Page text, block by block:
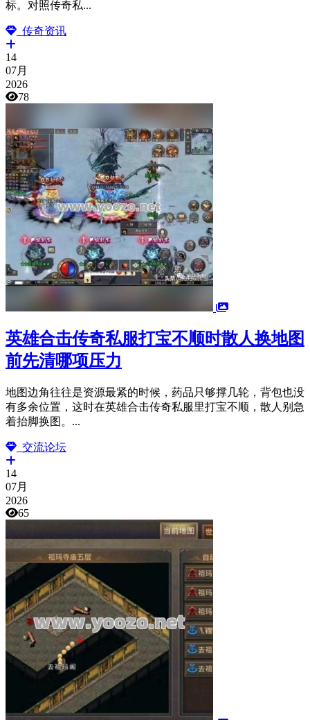
标。对照传奇私...
传奇资讯
14
07月
2026
78
英雄合击传奇私服打宝不顺时散人换地图
前先清哪项压力
地图边角往往是资源最紧的时候，药品只够撑几轮，背包也没
有多余位置，这时在英雄合击传奇私服里打宝不顺，散人别急
着抬脚换图。...
交流论坛
14
07月
2026
65